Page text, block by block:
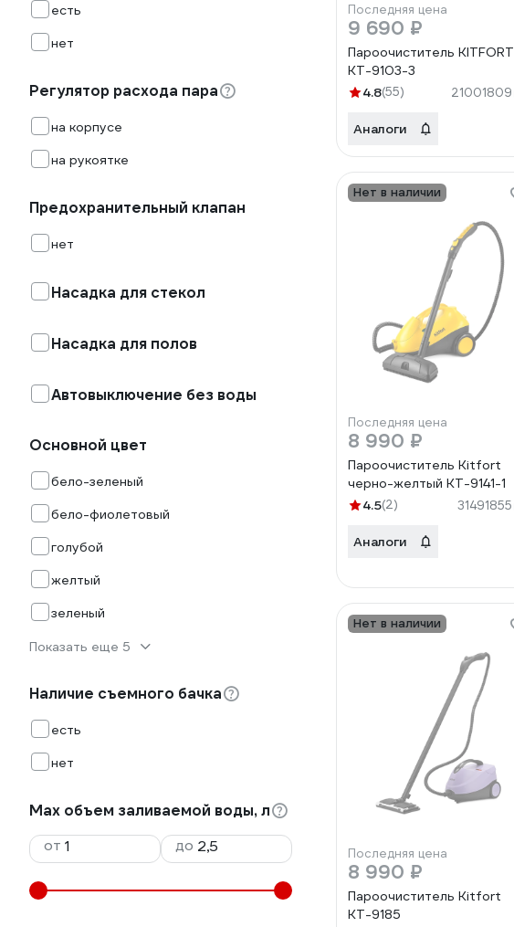
есть
нет
Регулятор расхода пара
на корпусе
на рукоятке
Предохранительный клапан
нет
Насадка для стекол
Насадка для полов
Автовыключение без воды
Основной цвет
бело-зеленый
бело-фиолетовый
голубой
желтый
зеленый
Показать еще 5
Наличие съемного бачка
есть
нет
Max объем заливаемой воды, л
от
до
Последняя цена
9 690 ₽
Пароочиститель KITFORT
КТ-9103-3
4.8(55) 21001809
Аналоги
Нет в наличии
Последняя цена
8 990 ₽
Пароочиститель Kitfort
черно-желтый КТ-9141-1
4.5(2) 31491855
Аналоги
Нет в наличии
Последняя цена
8 990 ₽
Пароочиститель Kitfort
КТ-9185